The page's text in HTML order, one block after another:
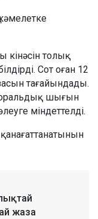
кінәсін толық
Сот оған 12
тағайындады.
шығын
міндеттелді.
жаза